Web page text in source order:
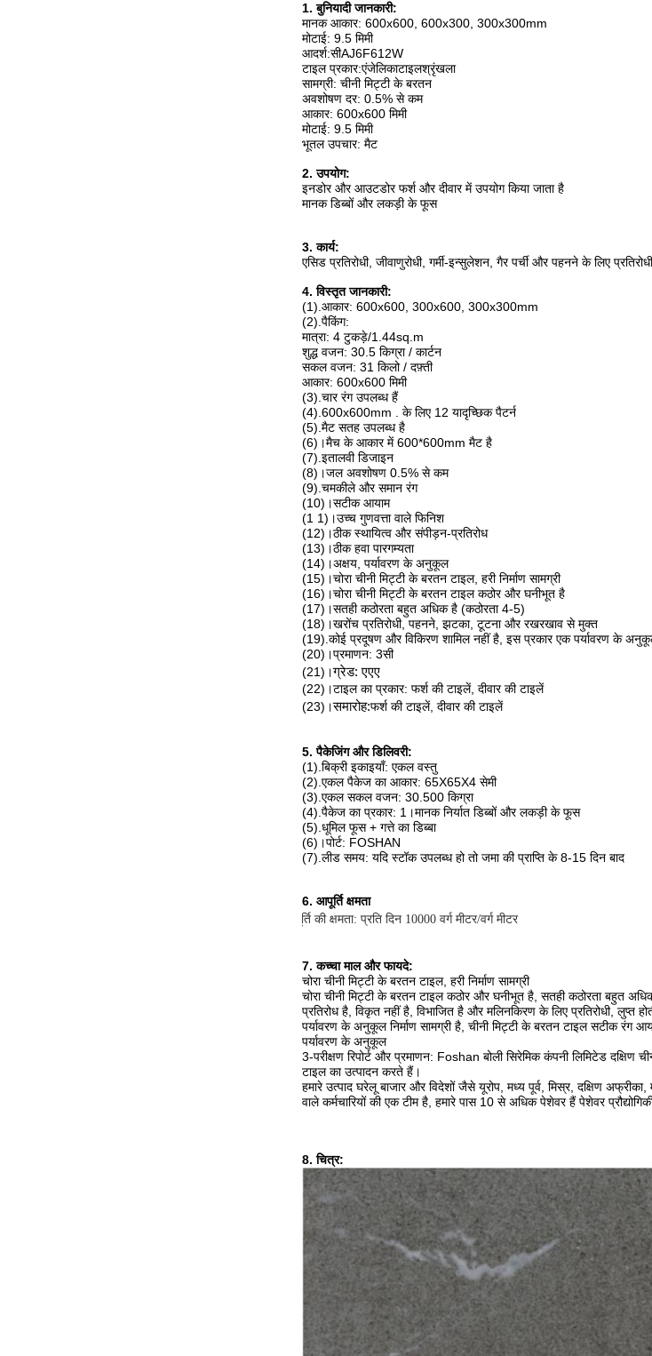
1. बुनियादी जानकारी:
मानक आकार: 600x600, 600x300, 300x300mm
मोटाई: 9.5 मिमी
आदर्श:सीAJ6F612W
टाइल प्रकार:एंजेलिकाटाइलश्रृंखला
सामग्री: चीनी मिट्टी के बरतन
अवशोषण दर: 0.5% से कम
आकार: 600x600 मिमी
मोटाई: 9.5 मिमी
भूतल उपचार: मैट
2. उपयोग:
इनडोर और आउटडोर फर्श और दीवार में उपयोग किया जाता है
मानक डिब्बों और लकड़ी के फूस
3. कार्य:
एसिड प्रतिरोधी, जीवाणुरोधी, गर्मी-इन्सुलेशन, गैर पर्ची और पहनने के लिए प्रतिरोधी
4. विस्तृत जानकारी:
(1).आकार: 600x600, 300x600, 300x300mm
(2).पैकिंग:
मात्रा: 4 टुकड़े/1.44sq.m
शुद्ध वजन: 30.5 किग्रा / कार्टन
सकल वजन: 31 किलो / दफ़्ती
आकार: 600x600 मिमी
(3).चार रंग उपलब्ध हैं
(4).600x600mm . के लिए 12 यादृच्छिक पैटर्न
(5).मैट सतह उपलब्ध है
(6)।मैच के आकार में 600*600mm मैट है
(7).इतालवी डिजाइन
(8)।जल अवशोषण 0.5% से कम
(9).चमकीले और समान रंग
(10)।सटीक आयाम
(1 1)।उच्च गुणवत्ता वाले फिनिश
(12)।ठीक स्थायित्व और संपीड़न-प्रतिरोध
(13)।ठीक हवा पारगम्यता
(14)।अक्षय, पर्यावरण के अनुकूल
(15)।चोरा चीनी मिट्टी के बरतन टाइल, हरी निर्माण सामग्री
(16)।चोरा चीनी मिट्टी के बरतन टाइल कठोर और घनीभूत है
(17)।सतही कठोरता बहुत अधिक है (कठोरता 4-5)
(18)।खरोंच प्रतिरोधी, पहनने, झटका, टूटना और रखरखाव से मुक्त
(19).कोई प्रदूषण और विकिरण शामिल नहीं है, इस प्रकार एक पर्यावरण के अनुकूल
(20)।प्रमाणन: 3सी
(21)।ग्रेड: एएए
(22)।टाइल का प्रकार: फर्श की टाइलें, दीवार की टाइलें
(23)।समारोह:फर्श की टाइलें, दीवार की टाइलें
5. पैकेजिंग और डिलिवरी:
(1).बिक्री इकाइयाँ: एकल वस्तु
(2).एकल पैकेज का आकार: 65X65X4 सेमी
(3).एकल सकल वजन: 30.500 किग्रा
(4).पैकेज का प्रकार: 1।मानक निर्यात डिब्बों और लकड़ी के फूस
(5).धूमिल फूस + गत्ते का डिब्बा
(6)।पोर्ट: FOSHAN
(7).लीड समय: यदि स्टॉक उपलब्ध हो तो जमा की प्राप्ति के 8-15 दिन बाद
6. आपूर्ति क्षमता
आपूर्ति की क्षमता: प्रति दिन 10000 वर्ग मीटर/वर्ग मीटर
7. कच्चा माल और फायदे:
चोरा चीनी मिट्टी के बरतन टाइल, हरी निर्माण सामग्री
चोरा चीनी मिट्टी के बरतन टाइल कठोर और घनीभूत है, सतही कठोरता बहुत
प्रतिरोध है, विकृत नहीं है, विभाजित है और मलिनकिरण के लिए प्रतिरोधी,
पर्यावरण के अनुकूल निर्माण सामग्री है, चीनी मिट्टी के बरतन टाइल सटीक रंग
पर्यावरण के अनुकूल
3-परीक्षण रिपोर्ट और प्रमाणन: Foshan बोली सिरेमिक कंपनी लिमिटेड
टाइल का उत्पादन करते हैं।
हमारे उत्पाद घरेलू बाजार और विदेशों जैसे यूरोप, मध्य पूर्व, मिस्र, दक्षिण
वाले कर्मचारियों की एक टीम है, हमारे पास 10 से अधिक पेशेवर हैं पेशेवर
8. चित्र: